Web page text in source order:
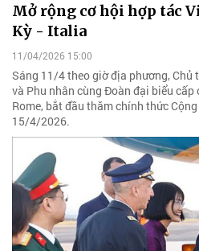
Mở rộng cơ hội hợp tác
Kỳ - Italia
11/04/2026 15:00
Sáng 11/4 theo giờ địa phương, Chủ
và Phu nhân cùng Đoàn đại biểu cấp
Rome, bắt đầu thăm chính thức
15/4/2026.